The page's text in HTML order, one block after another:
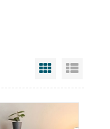
Grid View